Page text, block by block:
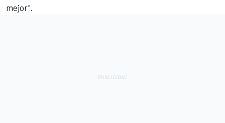
mejor".